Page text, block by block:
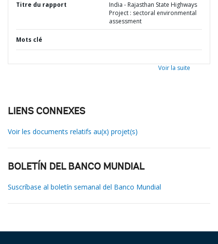
Titre du rapport
India - Rajasthan State Highways
Project : sectoral environmental
assessment
Mots clé
Voir la suite
LIENS CONNEXES
Voir les documents relatifs au(x) projet(s)
BOLETÍN DEL BANCO MUNDIAL
Suscríbase al boletín semanal del Banco Mundial